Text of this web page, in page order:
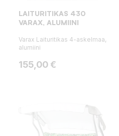
LAITURITIKAS 430
VARAX, ALUMIINI
Varax Laituritikas 4-askelmaa,
alumiini
Hinta
155,00 €